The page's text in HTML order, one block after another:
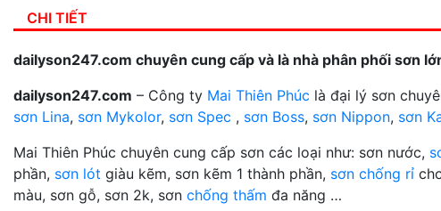
CHI TIẾT
dailyson247.com chuyên cung cấp và là nhà phân phối sơn
dailyson247.com – Công ty Mai Thiên Phúc là đại lý sơn
sơn Lina, sơn Mykolor, sơn Spec , sơn Boss, sơn Nippon, sơn
Mai Thiên Phúc chuyên cung cấp sơn các loại như: sơn nước,
phần, sơn lót giàu kẽm, sơn kẽm 1 thành phần, sơn chống rỉ
màu, sơn gỗ, sơn 2k, sơn chống thấm đa năng …